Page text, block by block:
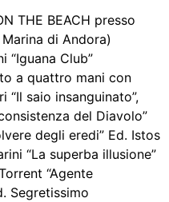
THE BEACH presso
di Andora)
“Iguana Club”
a quattro mani con
“Il saio insanguinato”,
del Diavolo”
degli eredi” Ed. Istos
“La superba illusione”
“Agente
Segretissimo